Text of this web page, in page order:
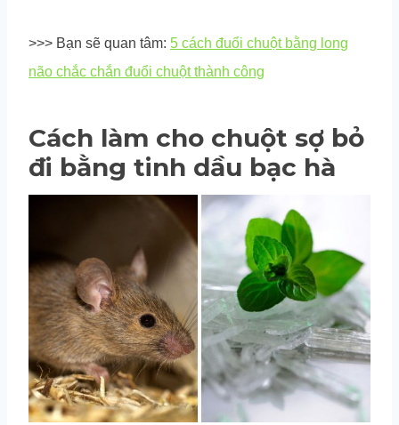
>>> Bạn sẽ quan tâm: 5 cách đuổi chuột bằng long
não chắc chắn đuổi chuột thành công
Cách làm cho chuột sợ bỏ
đi bằng tinh dầu bạc hà